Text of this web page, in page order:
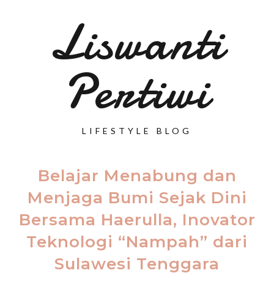
Liswanti
Pertiwi
LIFESTYLE BLOG
Belajar Menabung dan
Menjaga Bumi Sejak Dini
Bersama Haerulla, Inovator
Teknologi “Nampah” dari
Sulawesi Tenggara